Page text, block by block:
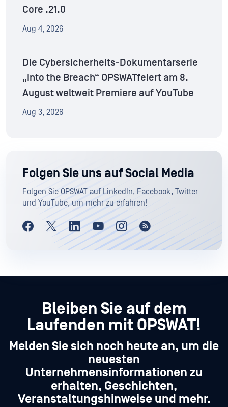
Core .21.0
Aug 4, 2026
Die Cybersicherheits-Dokumentarserie
„Into the Breach“ OPSWATfeiert am 8.
August weltweit Premiere auf YouTube
Aug 3, 2026
Folgen Sie uns auf Social Media
Folgen Sie OPSWAT auf LinkedIn, Facebook, Twitter
und YouTube, um mehr zu erfahren!
Bleiben Sie auf dem
Laufenden mit OPSWAT!
Melden Sie sich noch heute an, um die
neuesten
Unternehmensinformationen zu
erhalten, Geschichten,
Veranstaltungshinweise und mehr.